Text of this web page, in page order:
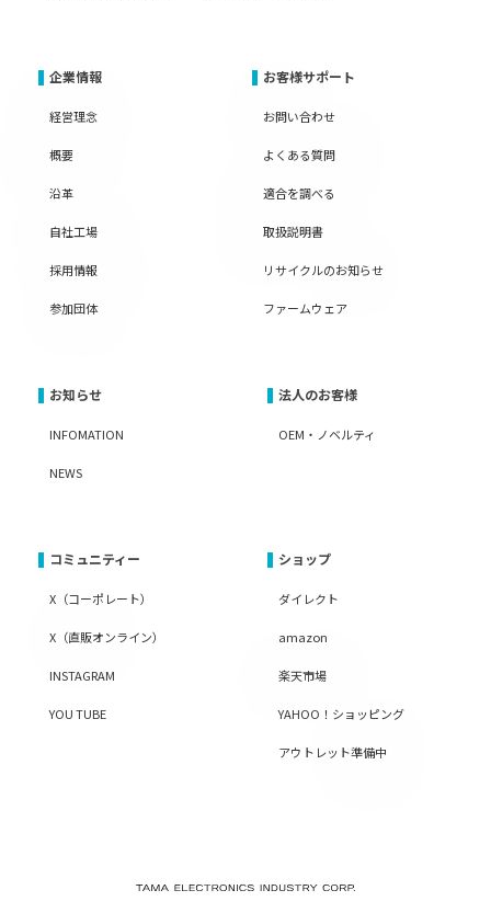
企業情報
経営理念
概要
沿革
自社工場
採用情報
参加団体
お客様サポート
お問い合わせ
よくある質問
適合を調べる
取扱説明書
リサイクルのお知らせ
ファームウェア
お知らせ
INFOMATION
NEWS
法人のお客様
OEM・ノベルティ
コミュニティー
X（コーポレート）
X（直販オンライン）
INSTAGRAM
YOU TUBE
ショップ
ダイレクト
amazon
楽天市場
YAHOO！ショッピング
アウトレット準備中